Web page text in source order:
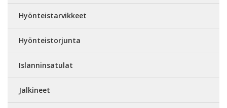
Hyönteistarvikkeet
Hyönteistorjunta
Islanninsatulat
Jalkineet